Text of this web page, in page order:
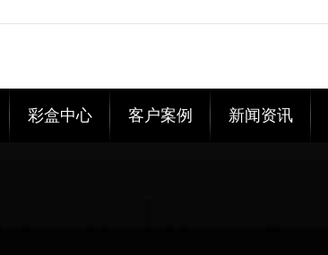
彩盒中心 客户案例 新闻资讯